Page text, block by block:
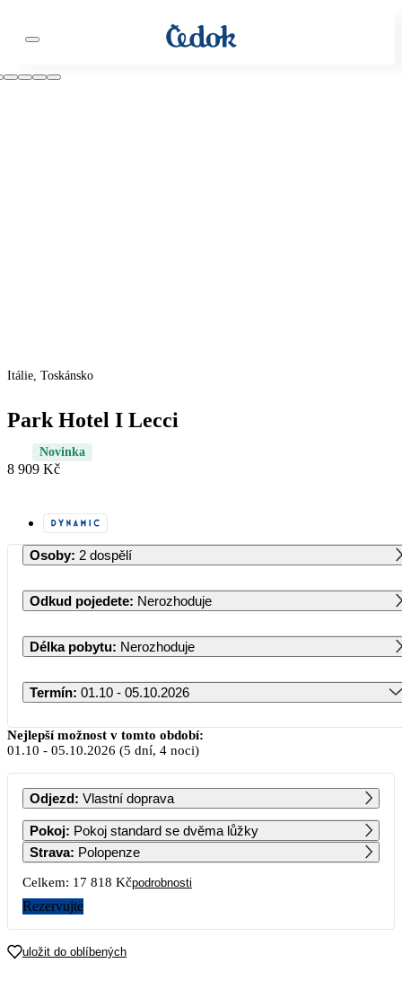
Itálie, Toskánsko
Park Hotel I Lecci
Novinka
8 909 Kč
Osoby: 2 dospělí
Odkud pojedete: Nerozhoduje
Délka pobytu: Nerozhoduje
Termín: 01.10 - 05.10.2026
Říjen 2026
PO ÚT ST ČT PÁ SO NE
1
8 909
2
8 909
3 4
5
8 909
6
8 909
7
8 909
8 9 10 11
12
8 909 8 909 8 909
19 20
Nejlepší možnost v tomto období:
01.10 - 05.10.2026 (5 dní, 4 noci)
Odjezd: Vlastní doprava
Pokoj: Pokoj standard se dvěma lůžky
Strava: Polopenze
Celkem: 17 818 Kčpodrobnosti
Rezervujte
uložit do oblíbených